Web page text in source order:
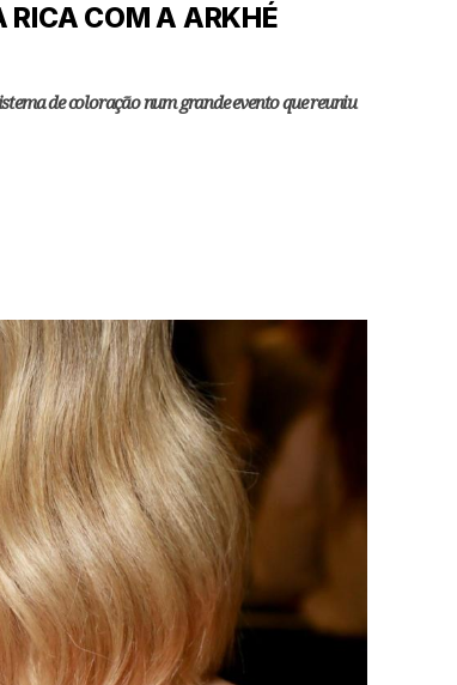
RICA COM A ARKHÉ
de coloração num grande evento que reuniu